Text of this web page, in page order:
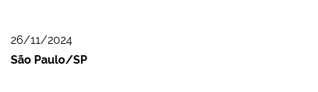
26/11/2024
São Paulo/SP